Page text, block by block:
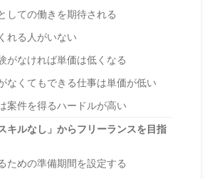
しての働きを期待される
れる人がいない
がなければ単価は低くなる
なくてもできる仕事は単価が低い
案件を得るハードルが高い
キルなし」からフリーランスを目指
ための準備期間を設定する